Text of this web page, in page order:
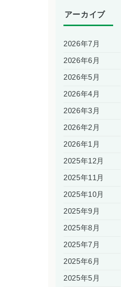
アーカイブ
2026年7月
2026年6月
2026年5月
2026年4月
2026年3月
2026年2月
2026年1月
2025年12月
2025年11月
2025年10月
2025年9月
2025年8月
2025年7月
2025年6月
2025年5月